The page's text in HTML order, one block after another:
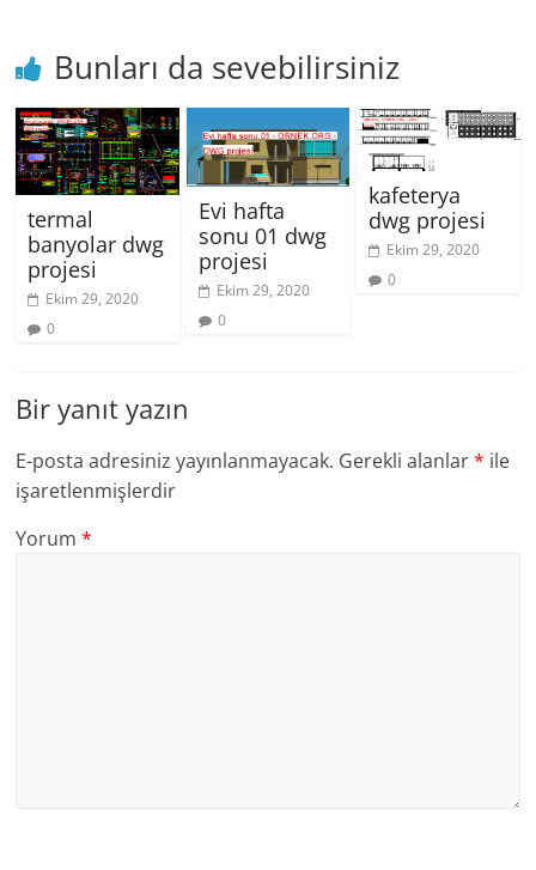
Bunları da sevebilirsiniz
termal
banyolar dwg
projesi
Ekim 29, 2020
0
Evi hafta
sonu 01 dwg
projesi
Ekim 29, 2020
0
kafeterya
dwg projesi
Ekim 29, 2020
0
Bir yanıt yazın
E-posta adresiniz yayınlanmayacak. Gerekli alanlar* ile
işaretlenmişlerdir
Yorum*